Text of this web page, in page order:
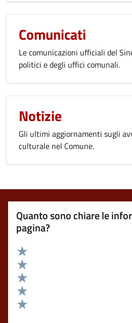
Comunicati
Le comunicazioni ufficiali del
politici e degli uffici comunali.
Notizie
Gli ultimi aggiornamenti sugli
culturale nel Comune.
Quanto sono chiare le
pagina?
Valuta 5 stelle su 5
Valuta 4 stelle su 5
Valuta 3 stelle su 5
Valuta 2 stelle su 5